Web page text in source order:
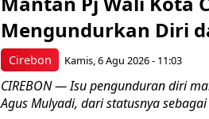
Cirebon
Mengundurkan Diri
Kamis, 6 Agu 2026 - 11:03
CIREBON — Isu pengunduran diri
Agus Mulyadi, dari statusnya